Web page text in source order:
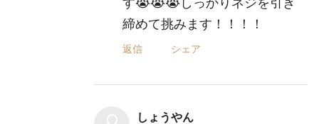
締めて挑みます！！！！
返信 シェア
しょうやん